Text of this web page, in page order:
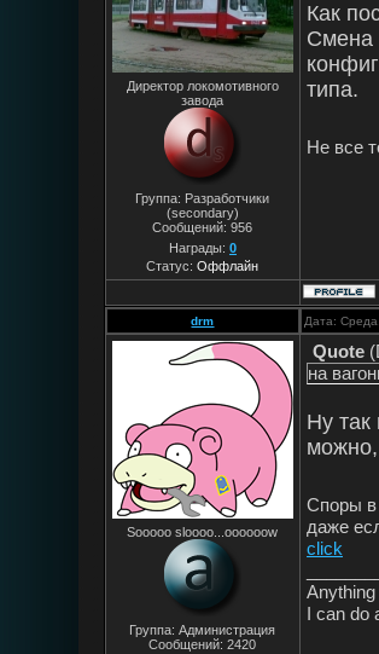
Директор локомотивного
завода
Группа: Разработчики
(secondary)
Сообщений:956
Награды: 0
Статус:Оффлайн
Как
Смена
типа.
Не все
drm Дата:
Sooooo sloooo...oooooow
Группа: Администрация
Сообщений:2420
Quote (
на
Ну
можно,
Споры в
даже
click
I can do